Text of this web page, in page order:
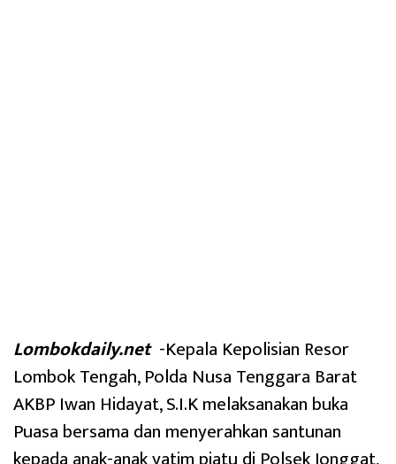
Lombokdaily.net-Kepala Kepolisian Resor
Lombok Tengah, Polda Nusa Tenggara Barat
AKBP Iwan Hidayat, S.I.K melaksanakan buka
Puasa bersama dan menyerahkan santunan